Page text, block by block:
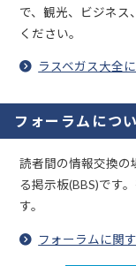
で、観光、ビジネス
ください。
ラスベガス大全
フォーラムにつ
読者間の情報交換の
る掲示板(BBS)です
す。
フォーラムに関